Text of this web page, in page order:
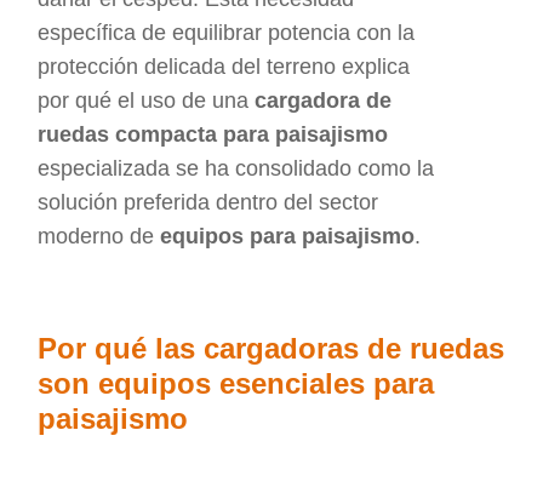
específica de equilibrar potencia con la
protección delicada del terreno explica
por qué el uso de unacargadora de
ruedas compacta para paisajismo
especializada se ha consolidado como la
solución preferida dentro del sector
moderno deequipos para paisajismo.
Por qué las cargadoras de ruedas
son equipos esenciales para
paisajismo